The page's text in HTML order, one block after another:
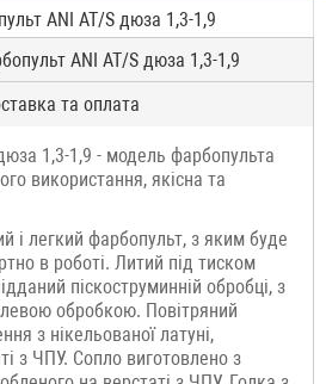
ANI AT/S дюза 1,3-1,9
ANI AT/S дюза 1,3-1,9
та оплата
1,3-1,9 - модель фарбопульта
використання, якісна та
і легкий фарбопульт, з яким буде
в роботі. Литий під тиском
піскоструминній обробці, з
обробкою. Повітряний
з нікельованої латуні,
з ЧПУ. Сопло виготовлено з